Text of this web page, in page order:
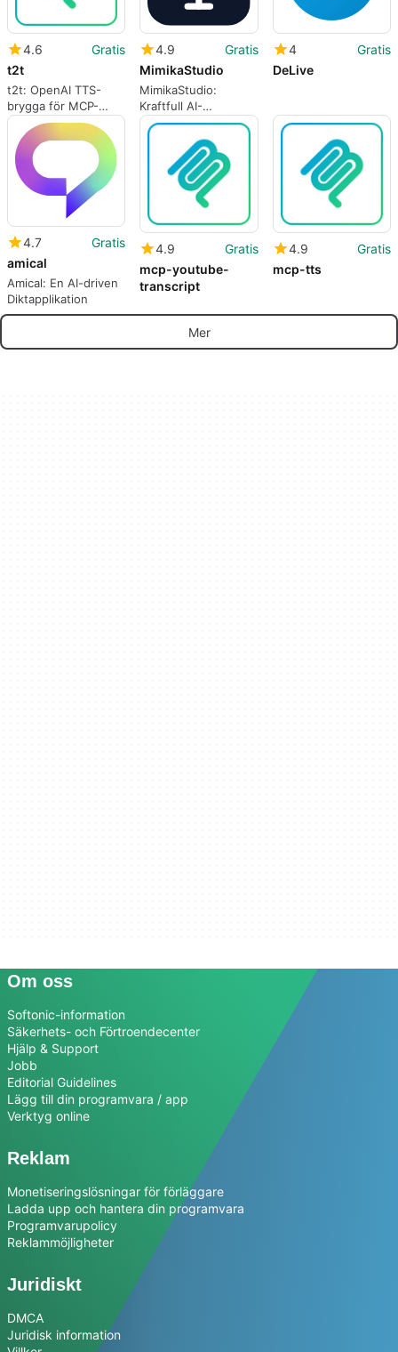
4.6
Gratis
t2t
t2t: OpenAI TTS-
brygga för MCP-
baserade assistenter
4.9
Gratis
MimikaStudio
MimikaStudio:
Kraftfull AI-
röstgenerator för
4
Gratis
DeLive
4.7
Gratis
amical
Amical: En AI-driven
Diktapplikation
4.9
Gratis
mcp-youtube-
transcript
4.9
Gratis
mcp-tts
Mer
Om oss
Softonic-information
Säkerhets- och Förtroendecenter
Hjälp & Support
Jobb
Editorial Guidelines
Lägg till din programvara / app
Verktyg online
Reklam
Monetiseringslösningar för förläggare
Ladda upp och hantera din programvara
Programvarupolicy
Reklammöjligheter
Juridiskt
DMCA
Juridisk information